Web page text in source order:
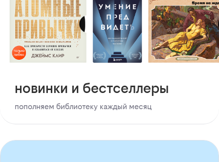
новинки и бестселлеры
пополняем библиотеку каждый месяц